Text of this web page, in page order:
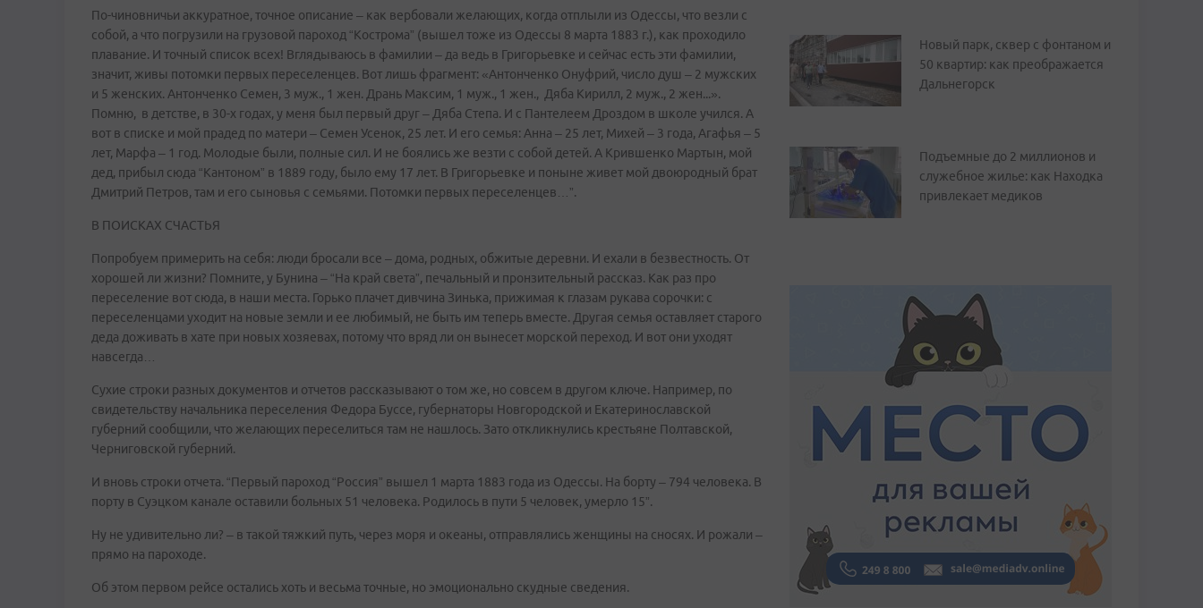
По-чиновничьи аккуратное, точное описание – как вербовали желающих, когда отплыли из Одессы, что везли с
собой, а что погрузили на грузовой пароход “Кострома” (вышел тоже из Одессы 8 марта 1883 г.), как проходило
плавание. И точный список всех! Вглядываюсь в фамилии – да ведь в Григорьевке и сейчас есть эти фамилии,
значит, живы потомки первых переселенцев. Вот лишь фрагмент: «Антонченко Онуфрий, число душ – 2 мужских
и 5 женских. Антонченко Семен, 3 муж., 1 жен. Дрань Максим, 1 муж., 1 жен., Дяба Кирилл, 2 муж., 2 жен...».
Помню, в детстве, в 30-х годах, у меня был первый друг – Дяба Степа. И с Пантелеем Дроздом в школе учился. А
вот в списке и мой прадед по матери – Семен Усенок, 25 лет. И его семья: Анна – 25 лет, Михей – 3 года, Агафья – 5
лет, Марфа – 1 год. Молодые были, полные сил. И не боялись же везти с собой детей. А Крившенко Мартын, мой
дед, прибыл сюда “Кантоном” в 1889 году, было ему 17 лет. В Григорьевке и поныне живет мой двоюродный брат
Дмитрий Петров, там и его сыновья с семьями. Потомки первых переселенцев…”.
В ПОИСКАХ СЧАСТЬЯ
Попробуем примерить на себя: люди бросали все – дома, родных, обжитые деревни. И ехали в безвестность. От
хорошей ли жизни? Помните, у Бунина – “На край света”, печальный и пронзительный рассказ. Как раз про
переселение вот сюда, в наши места. Горько плачет дивчина Зинька, прижимая к глазам рукава сорочки: с
переселенцами уходит на новые земли и ее любимый, не быть им теперь вместе. Другая семья оставляет старого
деда доживать в хате при новых хозяевах, потому что вряд ли он вынесет морской переход. И вот они уходят
навсегда…
Сухие строки разных документов и отчетов рассказывают о том же, но совсем в другом ключе. Например, по
свидетельству начальника переселения Федора Буссе, губернаторы Новгородской и Екатеринославской
губерний сообщили, что желающих переселиться там не нашлось. Зато откликнулись крестьяне Полтавской,
Черниговской губерний.
И вновь строки отчета. “Первый пароход “Россия” вышел 1 марта 1883 года из Одессы. На борту – 794 человека. В
порту в Суэцком канале оставили больных 51 человека. Родилось в пути 5 человек, умерло 15”.
Ну не удивительно ли? – в такой тяжкий путь, через моря и океаны, отправлялись женщины на сносях. И рожали –
прямо на пароходе.
Об этом первом рейсе остались хоть и весьма точные, но эмоционально скудные сведения.
Новый парк, сквер с фонтаном и
50 квартир: как преображается
Дальнегорск
Подъемные до 2 миллионов и
служебное жилье: как Находка
привлекает медиков